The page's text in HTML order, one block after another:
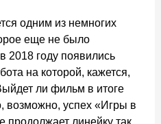
одним из немногих
еще не было
2018 году появились
на которой, кажется,
ли фильм в итоге
возможно, успех «Игры в
продолжает линейку так